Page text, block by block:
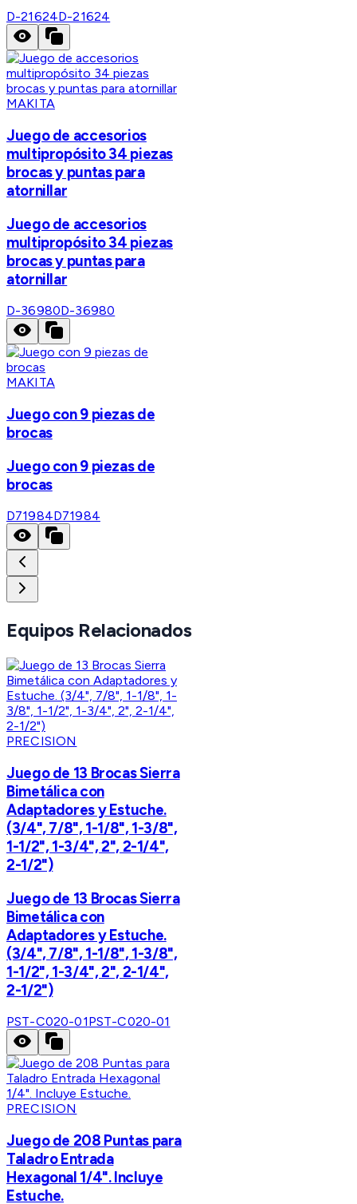
D-21624D-21624
MAKITA
Juego de accesorios
multipropósito 34 piezas
brocas y puntas para
atornillar
Juego de accesorios
multipropósito 34 piezas
brocas y puntas para
atornillar
D-36980D-36980
MAKITA
Juego con 9 piezas de
brocas
Juego con 9 piezas de
brocas
D71984D71984
Equipos Relacionados
PRECISION
Juego de 13 Brocas Sierra
Bimetálica con
Adaptadores y Estuche.
(3/4", 7/8", 1-1/8", 1-3/8",
1-1/2", 1-3/4", 2", 2-1/4",
2-1/2")
Juego de 13 Brocas Sierra
Bimetálica con
Adaptadores y Estuche.
(3/4", 7/8", 1-1/8", 1-3/8",
1-1/2", 1-3/4", 2", 2-1/4",
2-1/2")
PST-C020-01PST-C020-01
PRECISION
Juego de 208 Puntas para
Taladro Entrada
Hexagonal 1/4". Incluye
Estuche.